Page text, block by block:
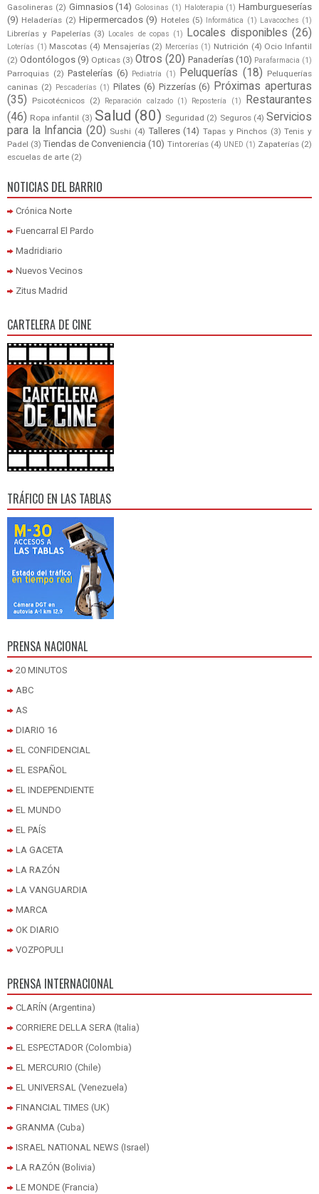
Gasolineras (2) Gimnasios (14) Golosinas (1) Haloterapia (1) Hamburgueserías
(9) Heladerías (2) Hipermercados (9) Hoteles (5) Informática (1) Lavacoches (1)
Librerías y Papelerías (3) Locales de copas (1) Locales disponibles (26)
Loterías (1) Mascotas (4) Mensajerías (2) Mercerías (1) Nutrición (4) Ocio Infantil
(2) Odontólogos (9) Opticas (3) Otros (20) Panaderías (10) Parafarmacia (1)
Parroquias (2) Pastelerías (6) Pediatría (1) Peluquerías (18) Peluquerías
caninas (2) Pescaderías (1) Pilates (6) Pizzerías (6) Próximas aperturas
(35)
Psicotécnicos (2) Reparación calzado (1) Repostería (1)
Restaurantes
(46) Ropa infantil (3) Salud (80) Seguridad (2) Seguros (4) Servicios
para la Infancia (20) Sushi (4) Talleres (14) Tapas y Pinchos (3) Tenis y
Padel (3) Tiendas de Conveniencia (10) Tintorerías (4) UNED (1) Zapaterías (2)
escuelas de arte (2)
NOTICIAS DEL BARRIO
Crónica Norte
Fuencarral El Pardo
Madridiario
Nuevos Vecinos
Zitus Madrid
CARTELERA DE CINE
TRÁFICO EN LAS TABLAS
PRENSA NACIONAL
20 MINUTOS
ABC
AS
DIARIO 16
EL CONFIDENCIAL
EL ESPAÑOL
EL INDEPENDIENTE
EL MUNDO
EL PAÍS
LA GACETA
LA RAZÓN
LA VANGUARDIA
MARCA
OK DIARIO
VOZPOPULI
PRENSA INTERNACIONAL
CLARÍN (Argentina)
CORRIERE DELLA SERA (Italia)
EL ESPECTADOR (Colombia)
EL MERCURIO (Chile)
EL UNIVERSAL (Venezuela)
FINANCIAL TIMES (UK)
GRANMA (Cuba)
ISRAEL NATIONAL NEWS (Israel)
LA RAZÓN (Bolivia)
LE MONDE (Francia)